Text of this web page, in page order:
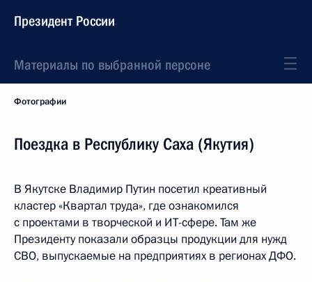
Президент России
Материалы по выбранной персоне
Фотографии
Поездка в Республику Саха (Якутия)
В Якутске Владимир Путин посетил креативный
кластер «Квартал труда», где ознакомился
с проектами в творческой и ИТ-сфере. Там же
Президенту показали образцы продукции для нужд
СВО, выпускаемые на предприятиях в регионах ДФО.